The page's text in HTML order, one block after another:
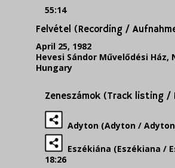
55:14
Felvétel (Recording /
April 25, 1982
Hevesi Sándor Művelődési Ház,
Hungary
Zeneszámok (Track listing
Adyton (Adyton /
Eszékiána (Eszékiana /
18:26